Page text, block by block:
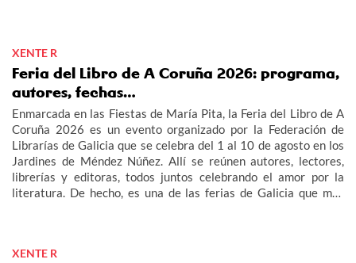
XENTE R
Feria del Libro de A Coruña 2026: programa,
autores, fechas…
Enmarcada en las Fiestas de María Pita, la Feria del Libro de A
Coruña 2026 es un evento organizado por la Federación de
Librarías de Galicia que se celebra del 1 al 10 de agosto en los
Jardines de Méndez Núñez. Allí se reúnen autores, lectores,
librerías y editoras, todos juntos celebrando el amor por la
literatura. De hecho, es una de las ferias de Galicia que más
XENTE R